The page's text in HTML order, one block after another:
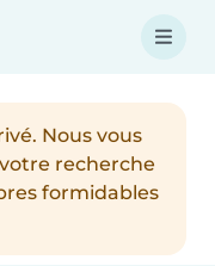
Nous vous
recherche
formidables